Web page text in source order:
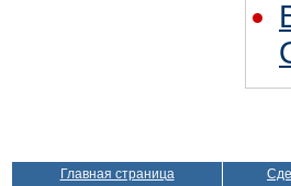
Главная страница